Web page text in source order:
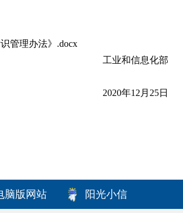
管理办法》.docx
工业和信息化部
2020年12月25日
脑版网站 阳光小信